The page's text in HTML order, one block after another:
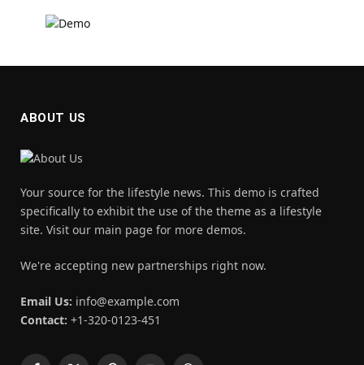
ABOUT US
Your source for the lifestyle news. This demo is crafted
specifically to exhibit the use of the theme as a lifestyle
site. Visit our main page for more demos.
We're accepting new partnerships right now.
Email Us: info@example.com
Contact: +1-320-0123-451